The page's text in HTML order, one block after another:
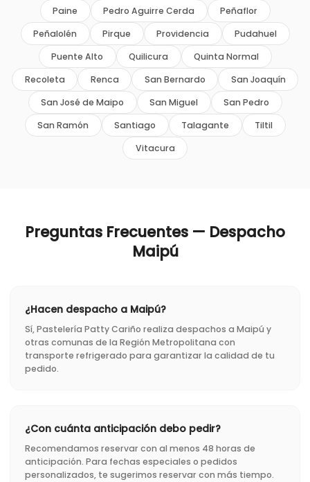
Paine Pedro Aguirre Cerda
Peñaflor
Peñalolén
Pirque Providencia
Pudahuel
Puente Alto
Quilicura
Quinta Normal
Recoleta
Renca San Bernardo
San Joaquín
San José de Maipo
San Miguel
San Pedro
San Ramón
Santiago Talagante
Tiltil
Vitacura
Preguntas Frecuentes — Despacho
Maipú
¿Hacen despacho a Maipú?
Sí, Pastelería Patty Cariño realiza despachos a Maipú y
otras comunas de la Región Metropolitana con
transporte refrigerado para garantizar la calidad de tu
pedido.
¿Con cuánta anticipación debo pedir?
Recomendamos reservar con al menos 48 horas de
anticipación. Para fechas especiales o pedidos
personalizados, te sugerimos reservar con más tiempo.